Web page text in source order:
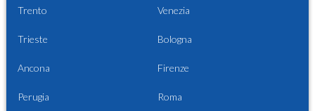
Trento Venezia
Trieste Bologna
Ancona Firenze
Perugia Roma